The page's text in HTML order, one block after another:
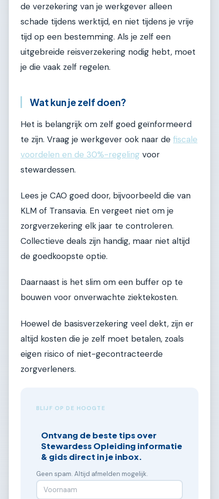
de verzekering van je werkgever alleen
schade tijdens werktijd, en niet tijdens je vrije
tijd op een bestemming. Als je zelf een
uitgebreide reisverzekering nodig hebt, moet
je die vaak zelf regelen.
Wat kun je zelf doen?
Het is belangrijk om zelf goed geïnformeerd
te zijn. Vraag je werkgever ook naar de fiscale
voordelen en de 30%-regeling voor
stewardessen.
Lees je CAO goed door, bijvoorbeeld die van
KLM of Transavia. En vergeet niet om je
zorgverzekering elk jaar te controleren.
Collectieve deals zijn handig, maar niet altijd
de goedkoopste optie.
Daarnaast is het slim om een buffer op te
bouwen voor onverwachte ziektekosten.
Hoewel de basisverzekering veel dekt, zijn er
altijd kosten die je zelf moet betalen, zoals
eigen risico of niet-gecontracteerde
zorgverleners.
BLIJF OP DE HOOGTE
Ontvang de beste tips over
Stewardess Opleiding informatie
& gids direct in je inbox.
Geen spam. Altijd afmelden mogelijk.